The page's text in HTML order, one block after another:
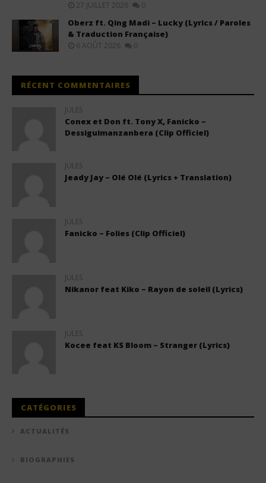
27 JUILLET 2026 0
Oberz ft. Qing Madi – Lucky (Lyrics / Paroles
& Traduction Française)
6 AOÛT 2026 0
RÉCENT COMMENTAIRES
JULES
Conex et Don ft. Tony X, Fanicko –
Dessiguimanzanbera (Clip Officiel)
JULES
Jeady Jay – Olé Olé (Lyrics + Translation)
JULES
Fanicko – Folies (Clip Officiel)
JULES
Nikanor feat Kiko – Rayon de soleil (Lyrics)
JULES
Kocee feat KS Bloom – Stranger (Lyrics)
CATÉGORIES
ACTUALITÉS
BIOGRAPHIES